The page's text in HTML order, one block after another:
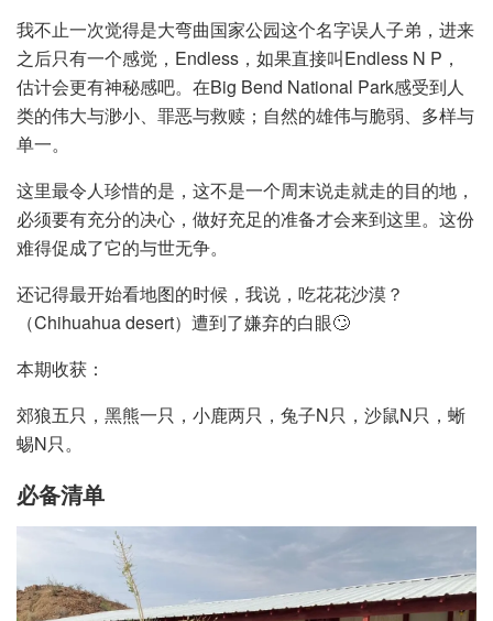
我不止一次觉得是大弯曲国家公园这个名字误人子弟，进来
之后只有一个感觉，Endless，如果直接叫Endless N P，
估计会更有神秘感吧。在Big Bend National Park感受到人
类的伟大与渺小、罪恶与救赎；自然的雄伟与脆弱、多样与
单一。
这里最令人珍惜的是，这不是一个周末说走就走的目的地，
必须要有充分的决心，做好充足的准备才会来到这里。这份
难得促成了它的与世无争。
还记得最开始看地图的时候，我说，吃花花沙漠？
（Chihuahua desert）遭到了嫌弃的白眼🙄️
本期收获：
郊狼五只，黑熊一只，小鹿两只，兔子N只，沙鼠N只，蜥
蜴N只。
必备清单